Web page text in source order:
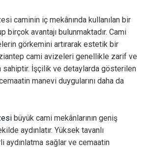
caminin iç mekânında kullanılan bir
birçok avantajı bulunmaktadır. Cami
görkemini artırarak estetik bir
cami avizeleri genellikle zarif ve
sahiptir. İşçilik ve detaylarda gösterilen
manevi duygularını daha da
büyük cami mekânlarının geniş
aydınlatır. Yüksek tavanlı
aydınlatma sağlar ve cemaatin